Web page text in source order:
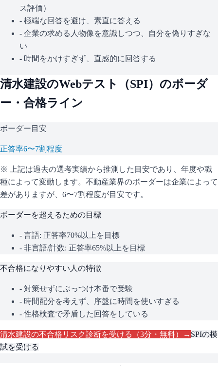
ス評価）
- 極端な回答を避け、素直に答える
- 企業の求める人物像を意識しつつ、自分を偽りすぎな
い
- 時間をかけすぎず、直感的に回答する
清水建設のWebテスト（SPI）のボーダ
ー・合格ライン
ボーダー目安
正答率6〜7割程度
※ 上記は過去の選考実績から推測した目安であり、年度や職
種によって変動します。 不動産業界のボーダーは企業によって
差がありますが、6〜7割程度が目安です。
ボーダーを超えるための目標
- 言語: 正答率70%以上を目標
- 非言語/計数: 正答率65%以上を目標
不合格になりやすい人の特徴
- 対策せずにぶっつけ本番で受験
- 時間配分を考えず、序盤に時間を使いすぎる
- 性格検査で矛盾した回答をしている
清水建設の不合格リスク診断を受ける（3分・無料）→ SPIの模
試を受ける